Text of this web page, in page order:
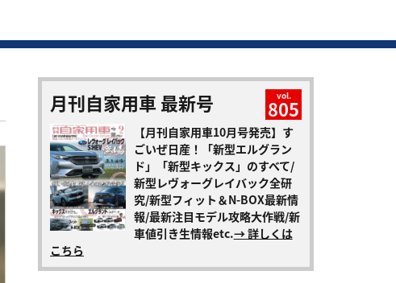
月刊自家用車 最新号 vol.
805
【月刊自家用車10月号発売】す
ごいぜ日産！「新型エルグラン
ド」「新型キックス」のすべて/
新型レヴォーグレイバック全研
究/新型フィット＆N-BOX最新情
報/最新注目モデル攻略大作戦/新
車値引き生情報etc.→ 詳しくは
こちら